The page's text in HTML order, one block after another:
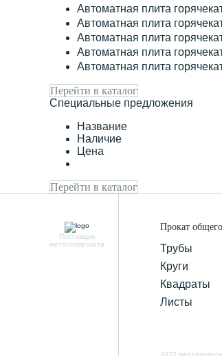
Автоматная плита
Автоматная плита
Автоматная плита
Автоматная плита
Автоматная плита
Перейти в каталог
Специальные предложения
Название
Наличие
Цена
Перейти в каталог
Поставщик
металлопроката
Прокат
Трубы
Круги
Квадраты
Листы
2022